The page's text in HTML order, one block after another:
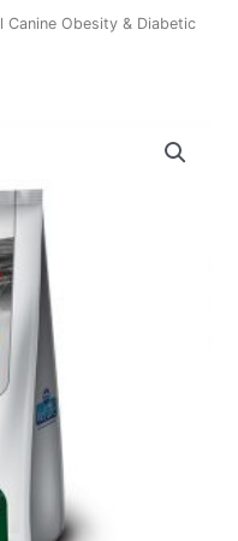
Canine Obesity & Diabetic